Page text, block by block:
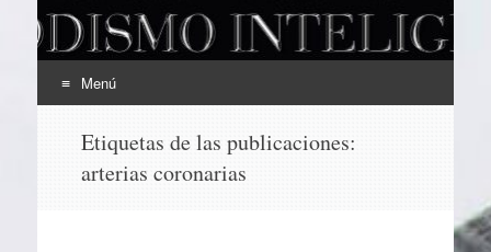
Menú
contenido
Etiquetas de las publicaciones:
arterias coronarias